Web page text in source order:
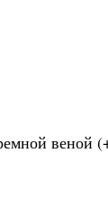
веной